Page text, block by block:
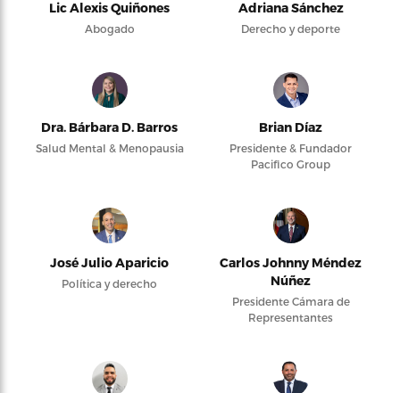
Lic Alexis Quiñones
Abogado
Adriana Sánchez
Derecho y deporte
Dra. Bárbara D. Barros
Salud Mental & Menopausia
Brian Díaz
Presidente & Fundador
Pacifico Group
José Julio Aparicio
Política y derecho
Carlos Johnny Méndez
Núñez
Presidente Cámara de
Representantes